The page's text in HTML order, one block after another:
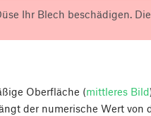
Ihr Blech beschädigen.
Oberfläche (mittleres Bild
der numerische Wert von